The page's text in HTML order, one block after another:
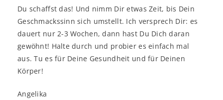
Du schaffst das! Und nimm Dir etwas Zeit, bis Dein
Geschmackssinn sich umstellt. Ich versprech Dir: es
dauert nur 2-3 Wochen, dann hast Du Dich daran
gewöhnt! Halte durch und probier es einfach mal
aus. Tu es für Deine Gesundheit und für Deinen
Körper!
Angelika